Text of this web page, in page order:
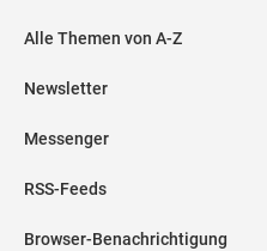
Alle Themen von A-Z
Newsletter
Messenger
RSS-Feeds
Browser-Benachrichtigung